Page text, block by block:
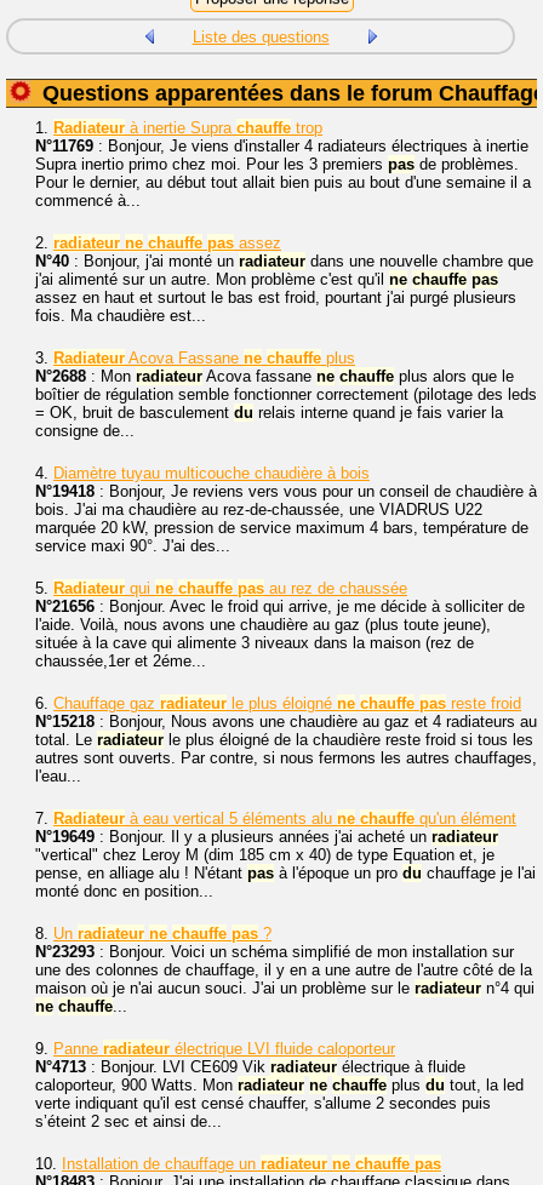
Liste des questions
Questions apparentées dans le forum
1. Radiateur à inertie Supra chauffe trop
N°11769 : Bonjour, Je viens d'installer 4 radiateurs électriques à inertie
Supra inertio primo chez moi. Pour les 3 premiers pas de problèmes.
Pour le dernier, au début tout allait bien puis au bout d'une semaine il a
commencé à...
2. radiateur ne chauffe pas assez
N°40 : Bonjour, j'ai monté un radiateur dans une nouvelle chambre que
j'ai alimenté sur un autre. Mon problème c'est qu'il ne chauffe pas
assez en haut et surtout le bas est froid, pourtant j'ai purgé plusieurs
fois. Ma chaudière est...
3. Radiateur Acova Fassane ne chauffe plus
N°2688 : Mon radiateur Acova fassane ne chauffe plus alors que le
boîtier de régulation semble fonctionner correctement (pilotage des leds
= OK, bruit de basculement du relais interne quand je fais varier la
consigne de...
4. Diamètre tuyau multicouche chaudière à bois
N°19418 : Bonjour, Je reviens vers vous pour un conseil de chaudière à
bois. J'ai ma chaudière au rez-de-chaussée, une VIADRUS U22
marquée 20 kW, pression de service maximum 4 bars, température de
service maxi 90°. J'ai des...
5. Radiateur qui ne chauffe pas au rez de chaussée
N°21656 : Bonjour. Avec le froid qui arrive, je me décide à solliciter de
l'aide. Voilà, nous avons une chaudière au gaz (plus toute jeune),
située à la cave qui alimente 3 niveaux dans la maison (rez de
chaussée,1er et 2éme...
6. Chauffage gaz radiateur le plus éloigné ne chauffe pas reste froid
N°15218 : Bonjour, Nous avons une chaudière au gaz et 4 radiateurs au
total. Le radiateur le plus éloigné de la chaudière reste froid si tous les
autres sont ouverts. Par contre, si nous fermons les autres chauffages,
l'eau...
7. Radiateur à eau vertical 5 éléments alu ne chauffe qu'un élément
N°19649 : Bonjour. Il y a plusieurs années j'ai acheté un radiateur
"vertical" chez Leroy M (dim 185 cm x 40) de type Equation et, je
pense, en alliage alu ! N'étant pas à l'époque un pro du chauffage je l'ai
monté donc en position...
8. Un radiateur ne chauffe pas ?
N°23293 : Bonjour. Voici un schéma simplifié de mon installation sur
une des colonnes de chauffage, il y en a une autre de l'autre côté de la
maison où je n'ai aucun souci. J'ai un problème sur le radiateur n°4 qui
ne chauffe...
9. Panne radiateur électrique LVI fluide caloporteur
N°4713 : Bonjour. LVI CE609 Vik radiateur électrique à fluide
caloporteur, 900 Watts. Mon radiateur ne chauffe plus du tout, la led
verte indiquant qu'il est censé chauffer, s'allume 2 secondes puis
s’éteint 2 sec et ainsi de...
10. Installation de chauffage un radiateur ne chauffe pas